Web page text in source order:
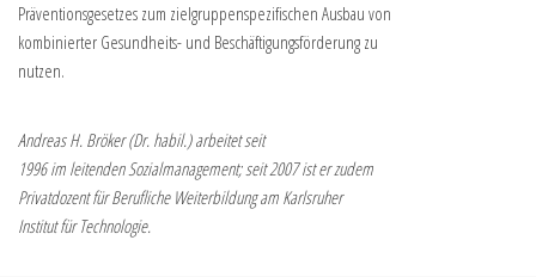
Präventionsgesetzes zum zielgruppenspezifischen Ausbau von
kombinierter Gesundheits- und Beschäftigungsförderung zu
nutzen.
Andreas H. Bröker (Dr. habil.) arbeitet seit
1996 im leitenden Sozialmanagement; seit 2007 ist er zudem
Privatdozent für Berufliche Weiterbildung am Karlsruher
Institut für Technologie.